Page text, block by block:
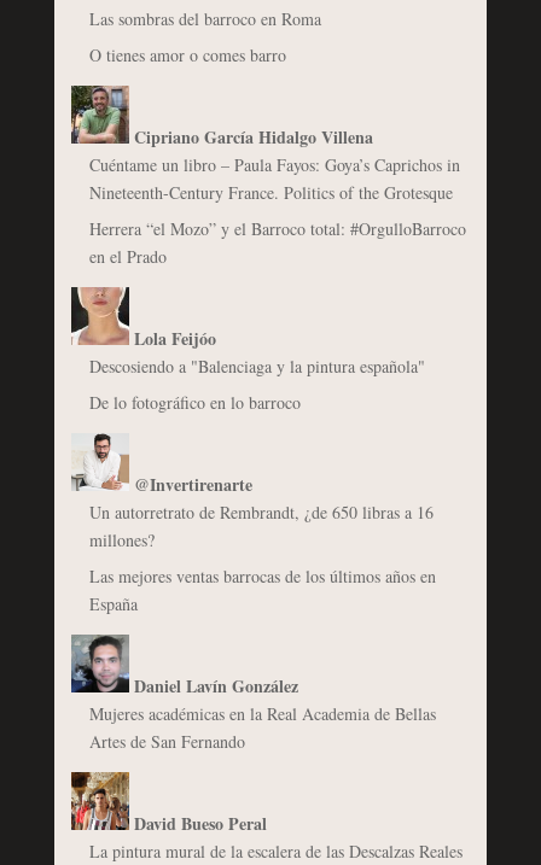
Las sombras del barroco en Roma
O tienes amor o comes barro
Cipriano García Hidalgo Villena
Cuéntame un libro – Paula Fayos: Goya’s Caprichos in
Nineteenth-Century France. Politics of the Grotesque
Herrera “el Mozo” y el Barroco total: #OrgulloBarroco
en el Prado
Lola Feijóo
Descosiendo a "Balenciaga y la pintura española"
De lo fotográfico en lo barroco
@Invertirenarte
Un autorretrato de Rembrandt, ¿de 650 libras a 16
millones?
Las mejores ventas barrocas de los últimos años en
España
Daniel Lavín González
Mujeres académicas en la Real Academia de Bellas
Artes de San Fernando
David Bueso Peral
La pintura mural de la escalera de las Descalzas Reales